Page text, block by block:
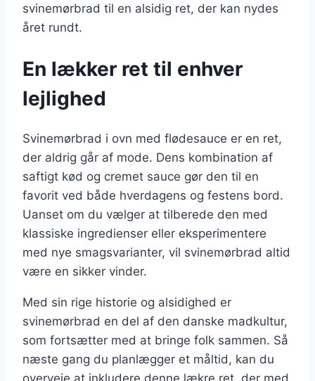
svinemørbrad til en alsidig ret, der kan nydes
året rundt.
En lækker ret til enhver
lejlighed
Svinemørbrad i ovn med flødesauce er en ret,
der aldrig går af mode. Dens kombination af
saftigt kød og cremet sauce gør den til en
favorit ved både hverdagens og festens bord.
Uanset om du vælger at tilberede den med
klassiske ingredienser eller eksperimentere
med nye smagsvarianter, vil svinemørbrad altid
være en sikker vinder.
Med sin rige historie og alsidighed er
svinemørbrad en del af den danske madkultur,
som fortsætter med at bringe folk sammen. Så
næste gang du planlægger et måltid, kan du
overveje at inkludere denne lækre ret, der med